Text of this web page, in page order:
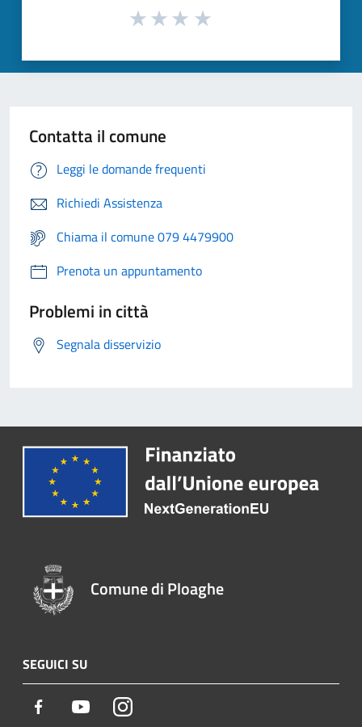
Contatta il comune
Leggi le domande frequenti
Richiedi Assistenza
Chiama il comune 079 4479900
Prenota un appuntamento
Problemi in città
Segnala disservizio
Comune di Ploaghe
SEGUICI SU
Facebook YoutubeInstagram